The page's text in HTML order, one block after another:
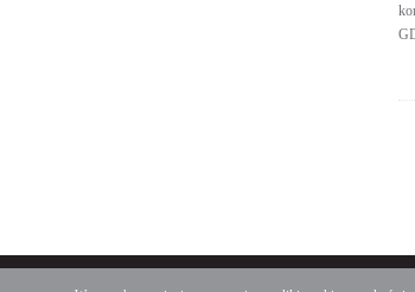
Deklaracja dostępności Mapa serwisu